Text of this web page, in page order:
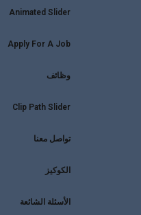
Animated Slider
Apply For A Job
وظائف
Clip Path Slider
تواصل معنا
الكوكيز
الأسئلة الشائعة